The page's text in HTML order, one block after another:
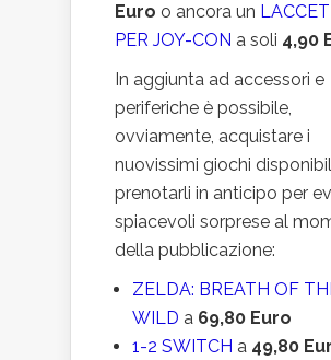
Euro o ancora un
PER JOY-CON a soli 4,90
In aggiunta ad accessori e
periferiche è possibile,
ovviamente, acquistare i
nuovissimi giochi
prenotarli in anticipo per
spiacevoli sorprese al
della pubblicazione:
ZELDA: BREATH OF
WILD a 69,80 Euro
1-2 SWITCH a 49,80